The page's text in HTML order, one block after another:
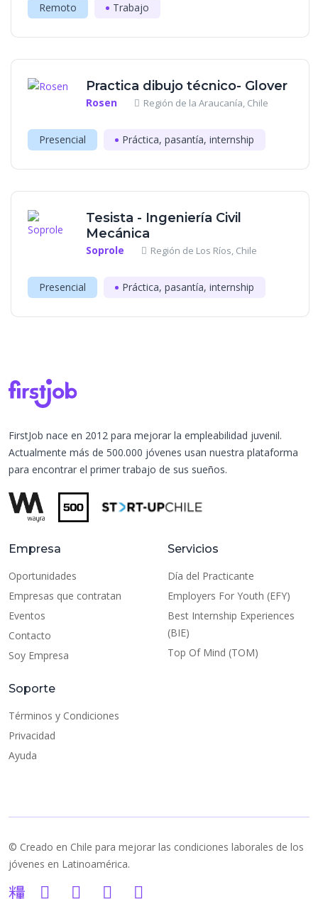
Remoto Trabajo
Practica dibujo técnico- Glover
Rosen Región de la Araucanía, Chile
Presencial Práctica, pasantía, internship
Tesista - Ingeniería Civil
Mecánica
Soprole Región de Los Ríos, Chile
Presencial Práctica, pasantía, internship
FirstJob nace en 2012 para mejorar la empleabilidad juvenil.
Actualmente más de 500.000 jóvenes usan nuestra plataforma
para encontrar el primer trabajo de sus sueños.
Empresa
Oportunidades
Empresas que contratan
Eventos
Contacto
Soy Empresa
Servicios
Día del Practicante
Employers For Youth (EFY)
Best Internship Experiences
(BIE)
Top Of Mind (TOM)
Soporte
Términos y Condiciones
Privacidad
Ayuda
© Creado en Chile para mejorar las condiciones laborales de los
jóvenes en Latinoamérica.